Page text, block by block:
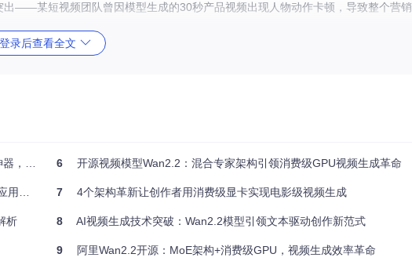
——某短视频团队曾因模型生成的30秒产品视频出现人物动作卡顿，导致整个营销
60%，使720P视频生成时间从行业平均的20分钟缩短至8分钟；其次是基于65.6%扩
术实现了视频压缩与质量的完美平衡。相比上一代Wan2.1-VAE，新架构将压缩比
LPIPS指标达到0.022的行业领先水平。
标上全面领先。其中美学质量评分达到86.3，比行业平均水平高出12.7分；视频真
登录后查看全文
动画
命
析
6 开源视频模型Wan2.2：混合专家架构引领消费级GPU视频生成革命
7 4个架构革新让创作者用消费级显卡实现电影级视频生成
8 AI视频生成技术突破：Wan2.2模型引领文本驱动创作新范式
9 阿里Wan2.2开源：MoE架构+消费级GPU，视频生成效率革命